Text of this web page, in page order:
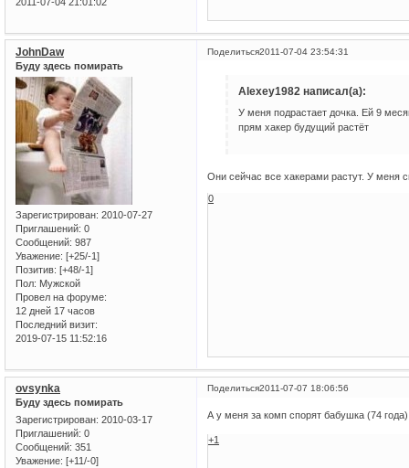
Поделиться2011-07-04 23:54:31
JohnDaw
Буду здесь помирать
Зарегистрирован: 2010-07-27
Приглашений: 0
Сообщений: 987
Уважение: [+25/-1]
Позитив: [+48/-1]
Пол: Мужской
Провел на форуме:
12 дней 17 часов
Последний визит:
2019-07-15 11:52:16
Alexey1982 написал(а):
У меня подрастает дочка. Ей 9
прям хакер будущий растёт
Они сейчас все хакерами растут. У меня
0
Поделиться2011-07-07 18:06:56
ovsynka
Буду здесь помирать
Зарегистрирован: 2010-03-17
Приглашений: 0
Сообщений: 351
Уважение: [+11/-0]
А у меня за комп спорят бабушка (74
+1